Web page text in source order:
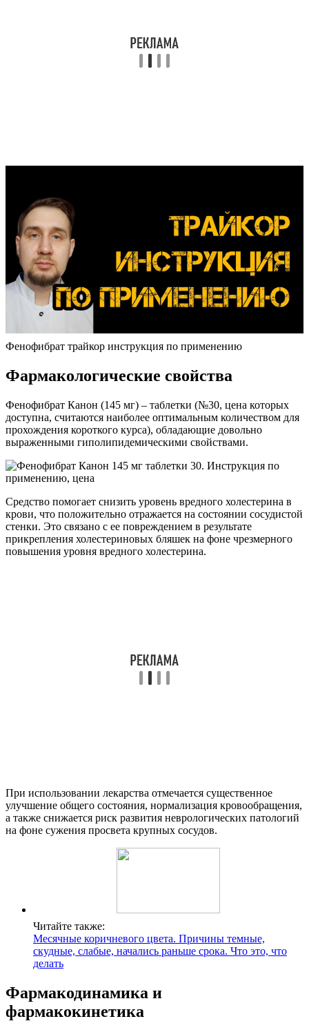
Фенофибрат трайкор инструкция по применению
Фармакологические свойства
Фенофибрат Канон (145 мг) – таблетки (№30, цена которых
доступна, считаются наиболее оптимальным количеством для
прохождения короткого курса), обладающие довольно
выраженными гиполипидемическими свойствами.
Средство помогает снизить уровень вредного холестерина в
крови, что положительно отражается на состоянии сосудистой
стенки. Это связано с ее повреждением в результате
прикрепления холестериновых бляшек на фоне чрезмерного
повышения уровня вредного холестерина.
При использовании лекарства отмечается существенное
улучшение общего состояния, нормализация кровообращения,
а также снижается риск развития неврологических патологий
на фоне сужения просвета крупных сосудов.
Читайте также:
Месячные коричневого цвета. Причины темные,
скудные, слабые, начались раньше срока. Что это, что
делать
Фармакодинамика и
фармакокинетика